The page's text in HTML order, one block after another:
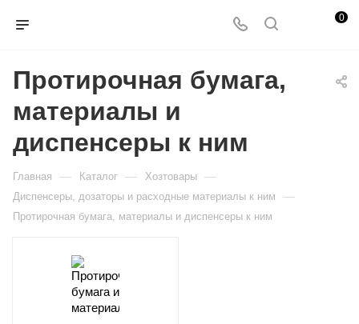
0
Протирочная бумага,
материалы и
диспенсеры к ним
Главная — Каталог — Хозтовары —
Диспенсеры, дозаторы и расходные материалы к ним —
Протирочная бумага, материалы и диспенсеры к ним